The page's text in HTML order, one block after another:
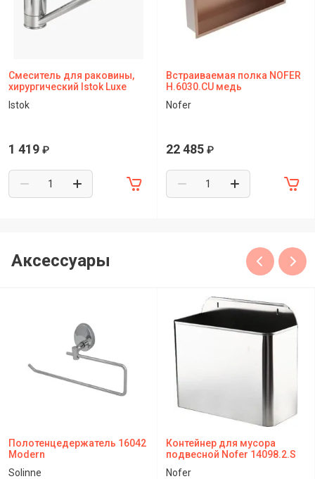
Смеситель для раковины,
хирургический Istok Luxe
Istok
1 419 ₽
Встраиваемая полка NOFER
H.6030.CU медь
Nofer
22 485 ₽
Аксессуары
Полотенцедержатель 16042
Modern
Solinne
Контейнер для мусора
подвесной Nofer 14098.2.S
Nofer